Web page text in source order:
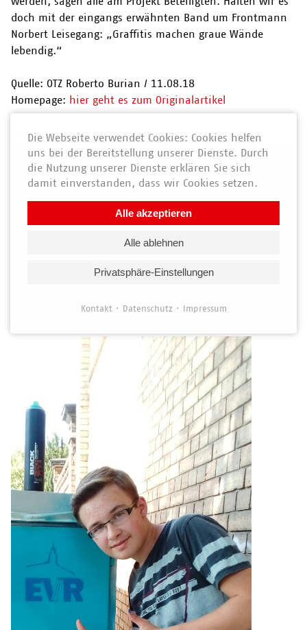
doch mit der eingangs erwähnten Band um Frontmann
Norbert Leisegang: „Graffitis machen graue Wände
lebendig.“
Quelle: OTZ Roberto Burian / 11.08.18
Homepage: hier geht es zum Originalartikel
Hier noch ein paar Impressionen:
Die Webseite verwendet Cookies: Cookies helfen
uns bei der Bereitstellung unserer Dienste. Durch
die Nutzung unserer Dienste erklären Sie sich
damit einverstanden, dass wir Cookies setzen.
Alle akzeptieren
Alle ablehnen
Privatsphäre-Einstellungen
Kontakt Datenschutz Impressum